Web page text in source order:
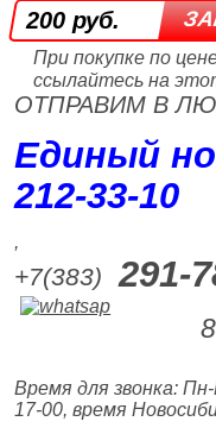
200 руб.
При покупке по
ссылайтесь на
ОТПРАВИМ В
Единый
212‑33‑10
,
+7(383) 291-
Время для звонка:
17-00, время